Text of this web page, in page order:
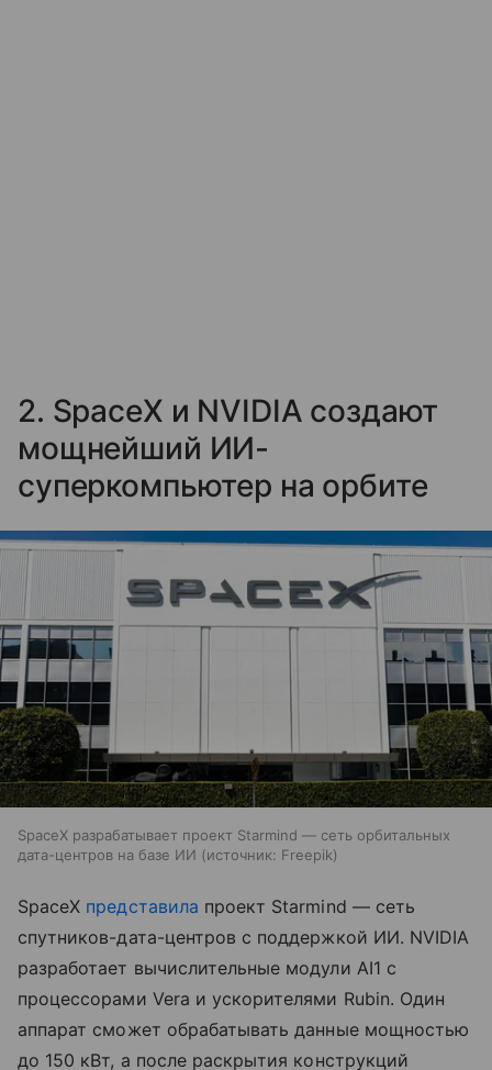
2. SpaceX и NVIDIA создают
мощнейший ИИ-
суперкомпьютер на орбите
SpaceX разрабатывает проект Starmind — сеть орбитальных
дата-центров на базе ИИ
источник: Freepik
SpaceX представила проект Starmind — сеть
спутников-дата-центров с поддержкой ИИ. NVIDIA
разработает вычислительные модули AI1 с
процессорами Vera и ускорителями Rubin. Один
аппарат сможет обрабатывать данные мощностью
до 150 кВт, а после раскрытия конструкций